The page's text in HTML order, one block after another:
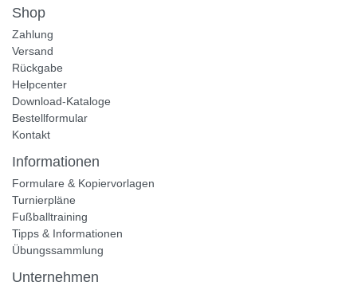
Shop
Zahlung
Versand
Rückgabe
Helpcenter
Download-Kataloge
Bestellformular
Kontakt
Informationen
Formulare & Kopiervorlagen
Turnierpläne
Fußballtraining
Tipps & Informationen
Übungssammlung
Unternehmen